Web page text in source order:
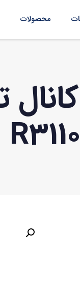
محصولات